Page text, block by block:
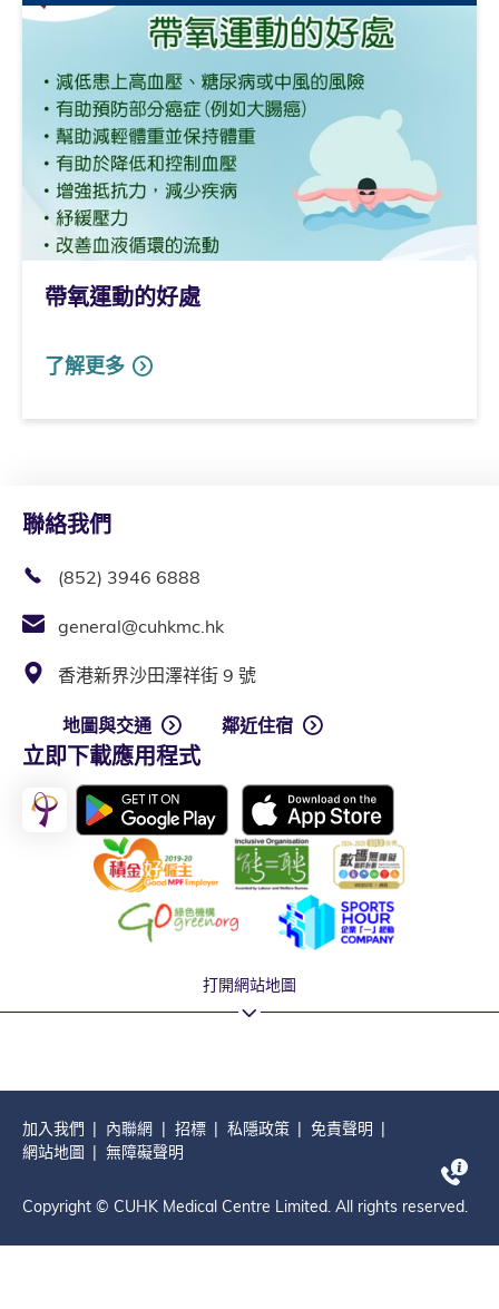
帶氧運動的好處
了解更多
聯絡我們
(852) 3946 6888
general@cuhkmc.hk
香港新界沙田澤祥街 9 號
地圖與交通 鄰近住宿
立即下載應用程式
打開網站地圖
加入我們 內聯網 招標 私隱政策
免責聲明
網站地圖
無障礙聲明
Copyright © CUHK Medical Centre Limited. All rights reserved.